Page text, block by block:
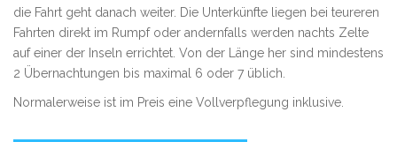
die Fahrt geht danach weiter. Die Unterkünfte liegen bei teureren
Fahrten direkt im Rumpf oder andernfalls werden nachts Zelte
auf einer der Inseln errichtet. Von der Länge her sind mindestens
2 Übernachtungen bis maximal 6 oder 7 üblich.
Normalerweise ist im Preis eine Vollverpflegung inklusive.